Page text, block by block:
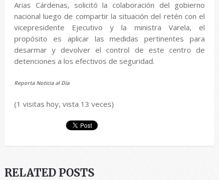
Arias Cárdenas, solicitó la colaboración del gobierno
nacional luego de compartir la situación del retén con el
vicepresidente Ejecutivo y la ministra Varela, el
propósito es aplicarlas medidas pertinentes para
desarmar y devolver el control de este centro de
detenciones a los efectivos de seguridad.
Reporta Noticiaal Día
(1 visitas hoy, vista 13 veces)
RELATED POSTS